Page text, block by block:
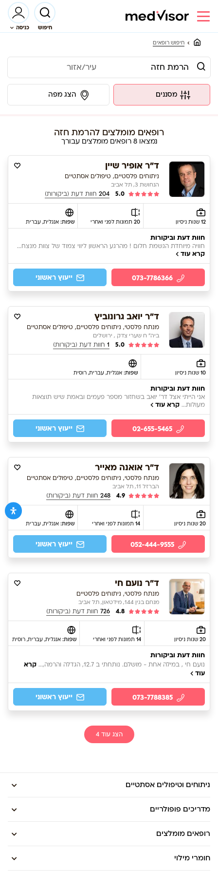
חיפוש כניסה
חיפוש רופאים
מסננים הצג מפה
רופאים מומלצים להרמת חזה
נמצאו 8 רופאים מומלצים עבורך
ד"ר אופיר שיין
ניתוחים פלסטיים, טיפולים אסתטיים
הנחושת 3, תל אביב
5.0
204 חוות דעת (ביקורות)
12 שנות ניסיון 20 תמונות לפני ואחרי שפות: אנגלית, עברית
חוות דעת וביקורות
חוויה מיוחדת הגשמת חלום ! מהרגע הראשון ליווי צמוד של צוות מנצח...
קרא עוד
073-7786366 ייעוץ ראשוני
ד"ר יואב גרונוביץ
מנתח פלסטי, ניתוחים פלסטיים, טיפולים אסתטיים
ביה" ח שערי צדק , ירושלים
5.0
1 חוות דעת (ביקורות)
10 שנות ניסיון שפות: אנגלית, עברית, רוסית
חוות דעת וביקורות
אני הייתי אצל דר' יואב בשחזור מספר פעמים ובאמת שיש תוצאות
מעולות... קרא עוד
02-655-5465 ייעוץ ראשוני
ד"ר אואנה מאייר
מנתח פלסטי, ניתוחים פלסטיים, טיפולים אסתטיים
הברזל 11, תל אביב
4.9
248 חוות דעת (ביקורות)
20 שנות ניסיון 14 תמונות לפני ואחרי שפות: אנגלית, עברית
052-444-9555 ייעוץ ראשוני
ד"ר נועם חי
מנתח פלסטי, ניתוחים פלסטיים
מנחם בגין 144, מידטאון, תל אביב
4.8
726 חוות דעת (ביקורות)
20 שנות ניסיון 14 תמונות לפני ואחרי שפות: אנגלית, עברית, רוסית
חוות דעת וביקורות
נועם חי , במילה אחת - מושלם. נותחתי ב 12.7, הגדלה והרמה,...
קרא
עוד
073-7788385 ייעוץ ראשוני
הצג עוד4
ניתוחים וטיפולים אסתטיים
מדריכים פופולריים
רופאים מומלצים
חומרי מילוי